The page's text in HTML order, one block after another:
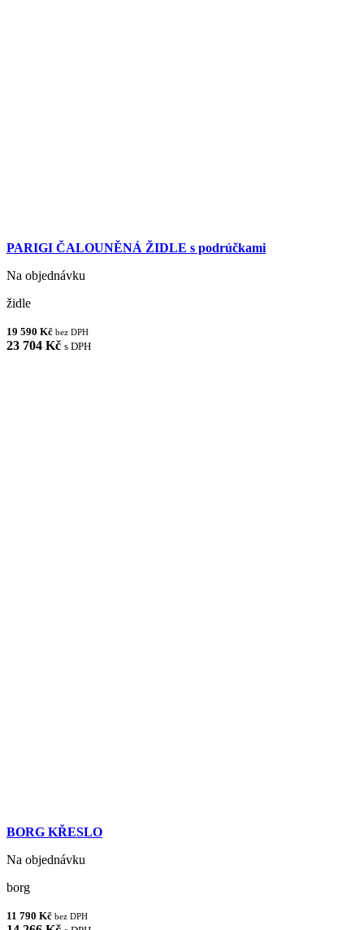
PARIGI ČALOUNĚNÁ ŽIDLE s podrúčkami
Na objednávku
židle
19 590 Kč bez DPH
23 704 Kč s DPH
BORG KŘESLO
Na objednávku
borg
11 790 Kč bez DPH